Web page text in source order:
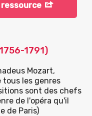
1791)
Mozart,
tous les genres
sont des chefs
de l'opéra qu'il
de Paris)